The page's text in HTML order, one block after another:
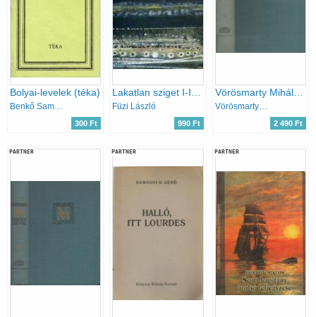
Bolyai-levelek (téka)
Benkő Samu (szerk.)
300 Ft
Lakatlan sziget I-III. (Napló 1997-1999)
Füzi László
990 Ft
Vörösmarty Mihály levelezése (Vörösmarty M. összes művei 17.)
Vörösmarty Mihály
2 490 Ft
PARTNER PARTNER PARTNER